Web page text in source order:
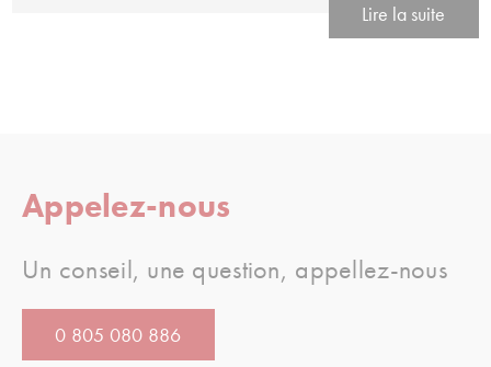
Lire la suite
Appelez-nous
Un conseil, une question, appellez-nous
0 805 080 886